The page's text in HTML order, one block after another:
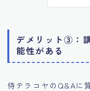
デメリット③：
能性がある
侍テラコヤのQ&Aに